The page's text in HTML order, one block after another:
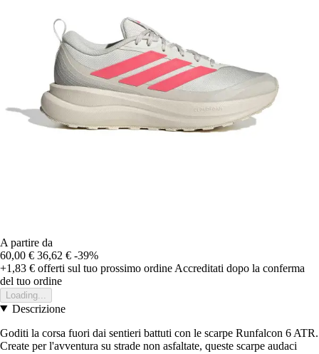
A partire da
60,00 € 36,62 € -39%
+1,83 € offerti sul tuo prossimo ordine Accreditati dopo la conferma
del tuo ordine
Loading...
Descrizione
Goditi la corsa fuori dai sentieri battuti con le scarpe Runfalcon 6 ATR.
Create per l'avventura su strade non asfaltate, queste scarpe audaci